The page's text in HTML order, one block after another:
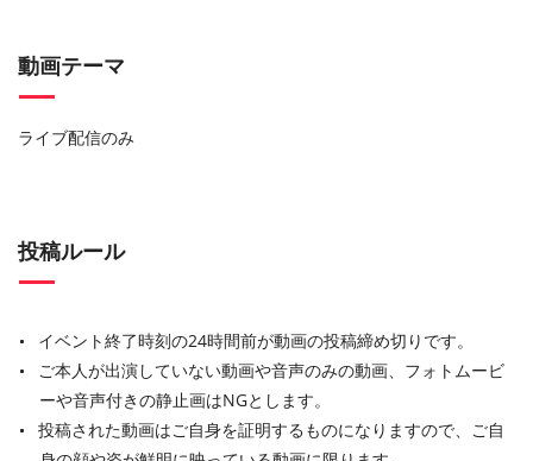
動画テーマ
ライブ配信のみ
投稿ルール
イベント終了時刻の24時間前が動画の投稿締め切りです。
ご本人が出演していない動画や音声のみの動画、フォトムービ
ーや音声付きの静止画はNGとします。
投稿された動画はご自身を証明するものになりますので、ご自